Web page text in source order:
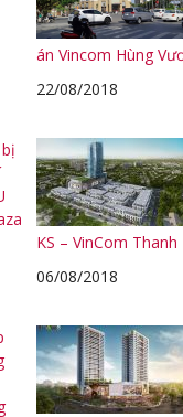
án Vincom Hùng
22/08/2018
KS – VinCom Thanh
06/08/2018